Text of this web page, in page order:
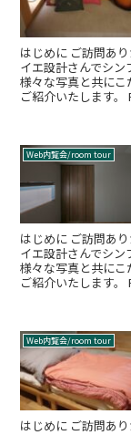
はじめに ご訪問あ
イエ設計さんでシン
様々な写真と共に
ご紹介いたします。
Web内覧会/room tour
はじめに ご訪問あ
イエ設計さんでシン
様々な写真と共に
ご紹介いたします。
Web内覧会/room tour
はじめに ご訪問あ